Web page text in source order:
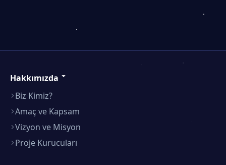
Hakkımızda
Biz Kimiz?
Amaç ve Kapsam
Vizyon ve Misyon
Proje Kurucuları